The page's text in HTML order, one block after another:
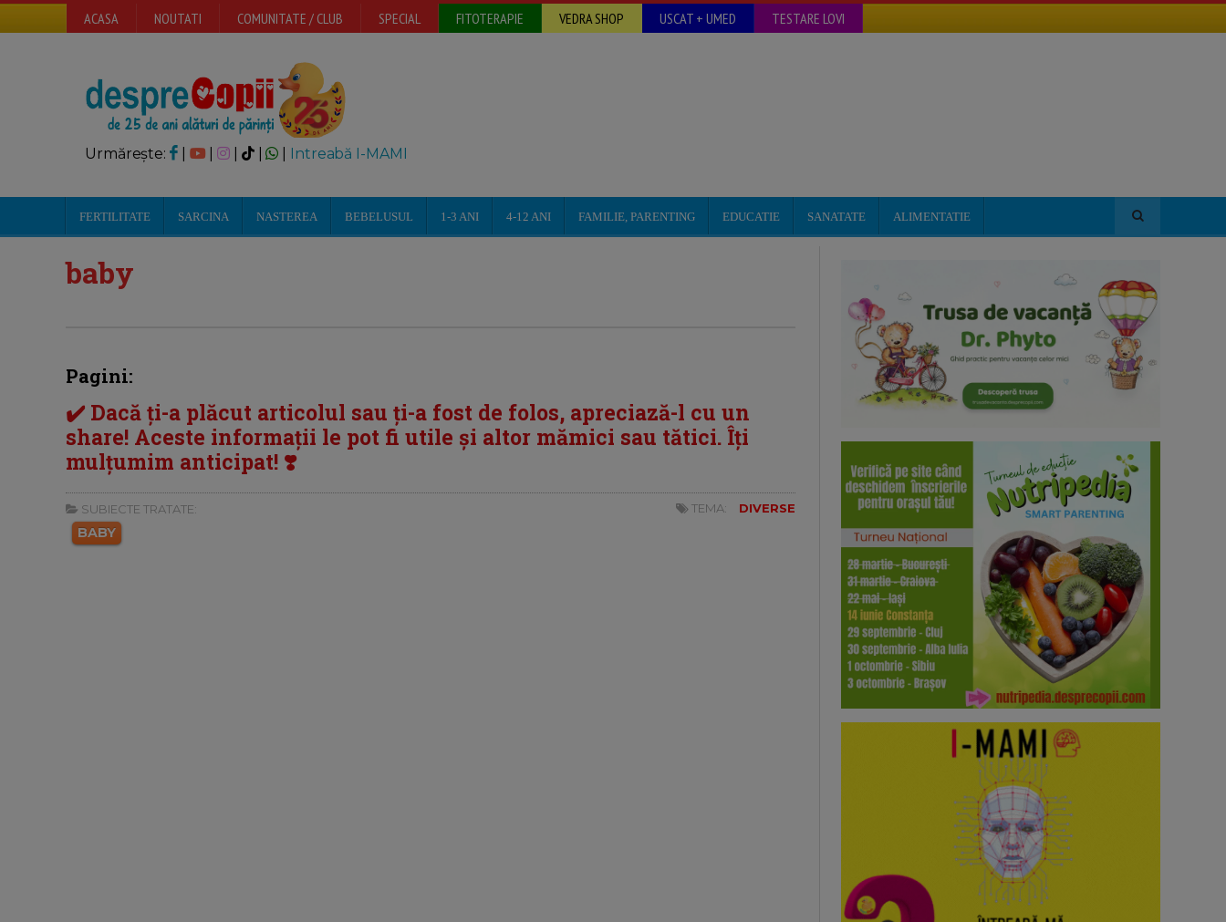
ACASA NOUTATI COMUNITATE / CLUB SPECIAL FITOTERAPIE VEDRA SHOP USCAT + UMED TESTARE LOVI
Urmărește: | | Intreabă I-MAMI
FERTILITATE SARCINA NASTEREA BEBELUSUL 1-3 ANI 4-12 ANI FAMILIE, PARENTING EDUCATIE SANATATE ALIMENTATIE
baby
Pagini:
✔️ Dacă ți-a plăcut articolul sau ți-a fost de folos, apreciază-l cu un
share! Aceste informații le pot fi utile și altor mămici sau tătici. Îți
mulțumim anticipat! ❣️
SUBIECTE TRATATE:
BABY
TEMA: DIVERSE